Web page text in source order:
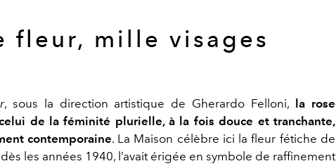
fleur, mille visages
, sous la direction artistique de Gherardo Felloni, la rose
de la féminité plurielle, à la fois douce et tranchante,
contemporaine. La Maison célèbre ici la fleur fétiche de
les années 1940, l’avait érigée en symbole de raffinement